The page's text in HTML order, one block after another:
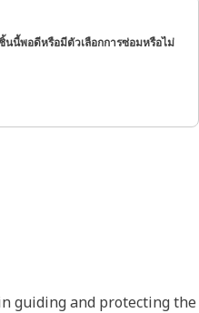
นนี้พอดีหรือมีตัวเลือกการซ่อมหรือไม่
guiding and protecting the